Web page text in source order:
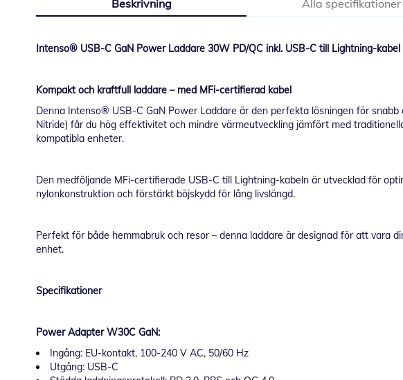
av
Beskrivning
Intenso® USB-C GaN Power Laddare 30W PD/QC inkl. USB-C till Lightning-kabel
Kompakt och kraftfull laddare – med MFi-certifierad kabel
Denna Intenso® USB-C GaN Power Laddare är den perfekta lösningen för
Nitride) får du hög effektivitet och mindre värmeutveckling jämfört med
kompatibla enheter.
Den medföljande MFi-certifierade USB-C till Lightning-kabeln är utvecklad för
nylonkonstruktion och förstärkt böjskydd för lång livslängd.
Perfekt för både hemmabruk och resor – denna laddare är designad för att vara
enhet.
Specifikationer
Power Adapter W30C GaN:
Ingång: EU-kontakt, 100-240 V AC, 50/60 Hz
Utgång: USB-C
Alla specifikationer